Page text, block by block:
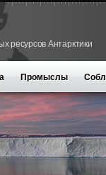
ресурсов Антарктики
Промыслы